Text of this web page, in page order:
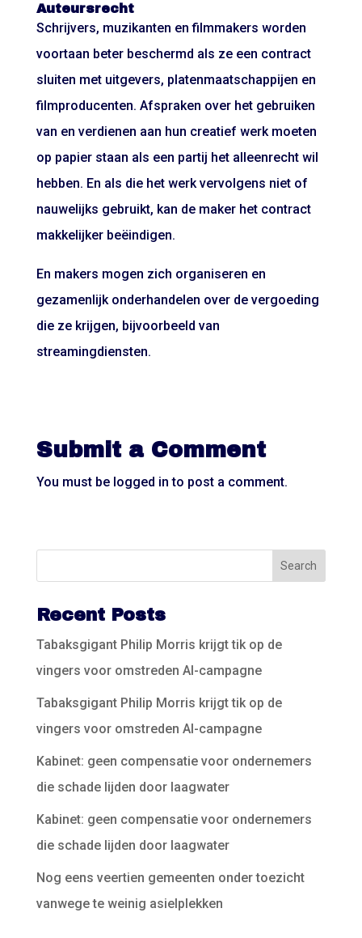
Auteursrecht
Schrijvers, muzikanten en filmmakers worden
voortaan beter beschermd als ze een contract
sluiten met uitgevers, platenmaatschappijen en
filmproducenten. Afspraken over het gebruiken
van en verdienen aan hun creatief werk moeten
op papier staan als een partij het alleenrecht wil
hebben. En als die het werk vervolgens niet of
nauwelijks gebruikt, kan de maker het contract
makkelijker beëindigen.
En makers mogen zich organiseren en
gezamenlijk onderhandelen over de vergoeding
die ze krijgen, bijvoorbeeld van
streamingdiensten.
Submit a Comment
You must be logged in to post a comment.
Recent Posts
Tabaksgigant Philip Morris krijgt tik op de
vingers voor omstreden AI-campagne
Tabaksgigant Philip Morris krijgt tik op de
vingers voor omstreden AI-campagne
Kabinet: geen compensatie voor ondernemers
die schade lijden door laagwater
Kabinet: geen compensatie voor ondernemers
die schade lijden door laagwater
Nog eens veertien gemeenten onder toezicht
vanwege te weinig asielplekken